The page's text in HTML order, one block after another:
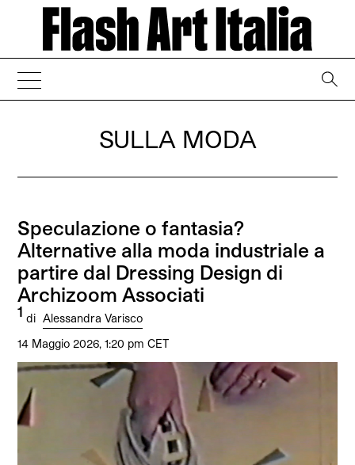
SULLA MODA
Speculazione o fantasia?
Alternative alla moda industriale a
partire dal Dressing Design di
Archizoom Associati
1 di Alessandra Varisco
14 Maggio 2026, 1:20 pm CET